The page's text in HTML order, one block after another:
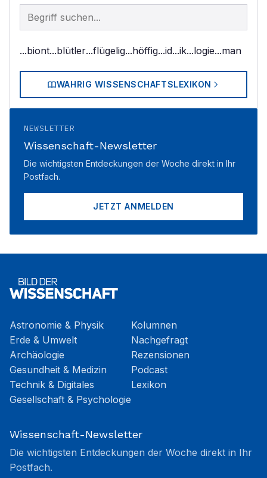
Begriff im Lexikon suchen
...biont...blütler...flügelig...höffig...id...ik...logie...man
WAHRIG WISSENSCHAFTSLEXIKON
NEWSLETTER
Wissenschaft-Newsletter
Die wichtigsten Entdeckungen der Woche direkt in Ihr
Postfach.
JETZT ANMELDEN
Astronomie & Physik
Erde & Umwelt
Archäologie
Gesundheit & Medizin
Technik & Digitales
Gesellschaft & Psychologie
Kolumnen
Nachgefragt
Rezensionen
Podcast
Lexikon
Wissenschaft-Newsletter
Die wichtigsten Entdeckungen der Woche direkt in Ihr
Postfach.